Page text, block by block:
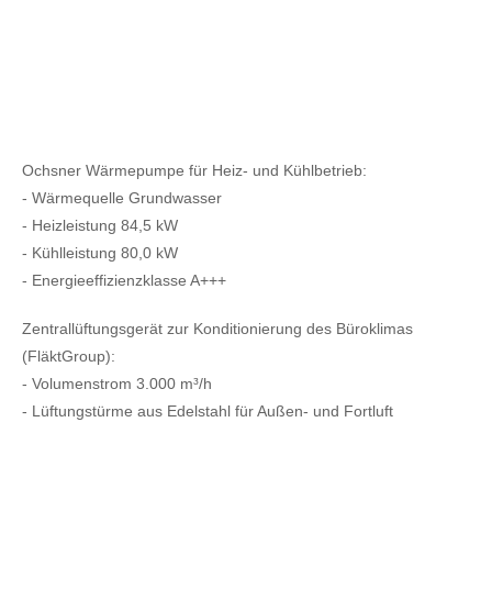
Ochsner Wärmepumpe für Heiz- und Kühlbetrieb:
- Wärmequelle Grundwasser
- Heizleistung 84,5 kW
- Kühlleistung 80,0 kW
- Energieeffizienzklasse A+++
Zentrallüftungsgerät zur Konditionierung des Büroklimas
(FläktGroup):
- Volumenstrom 3.000 m³/h
- Lüftungstürme aus Edelstahl für Außen- und Fortluft